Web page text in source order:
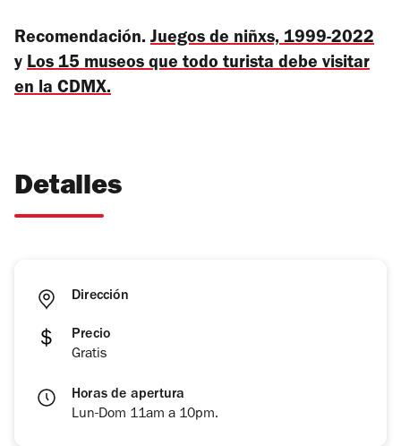
Recomendación. Juegos de niñxs, 1999-2022
y Los 15 museos que todo turista debe visitar
en la CDMX.
Detalles
Dirección
Precio
Gratis
Horas de apertura
Lun-Dom 11am a 10pm.